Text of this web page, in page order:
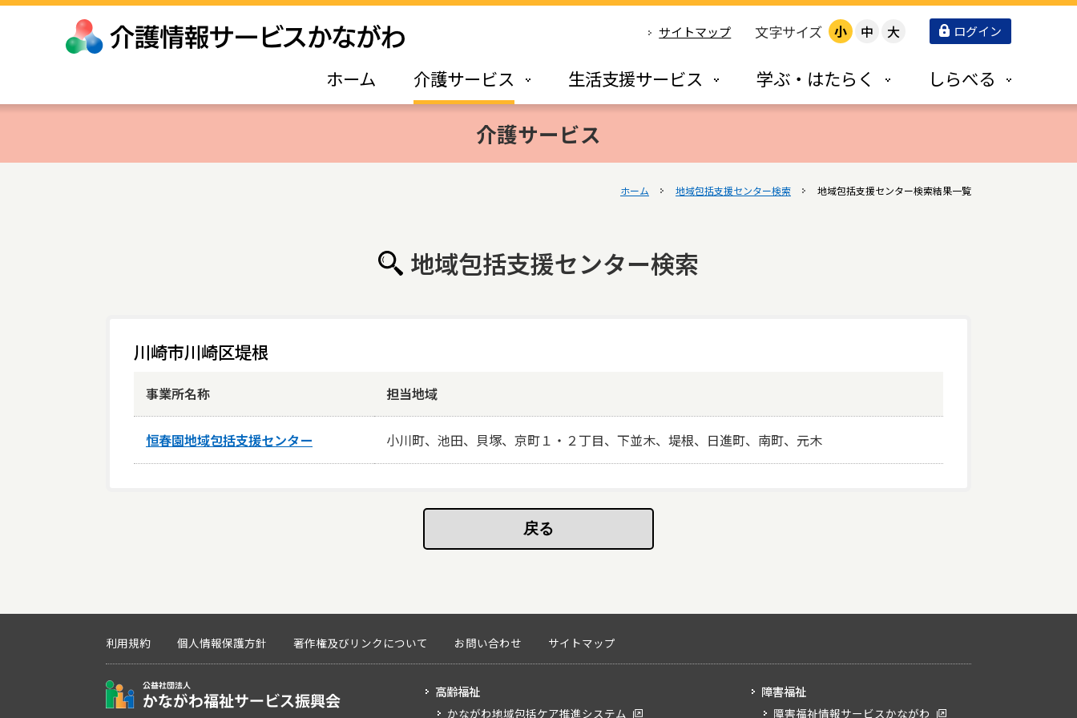
サイトマップ 文字サイズ 小 中 大 ログイン
ホーム 介護サービス 生活支援サービス 学ぶ・はたらく しらべる
介護サービス
ホーム 地域包括支援センター検索 地域包括支援センター検索結果一覧
地域包括支援センター検索
川崎市川崎区堤根
事業所名称 担当地域
恒春園地域包括支援センター 小川町、池田、貝塚、京町１・２丁目、下並木、堤根、日進町、南町、元木
利用規約 個人情報保護方針 著作権及びリンクについて お問い合わせ サイトマップ
高齢福祉
かながわ地域包括ケア推進システム
障害福祉
障害福祉情報サービスかながわ